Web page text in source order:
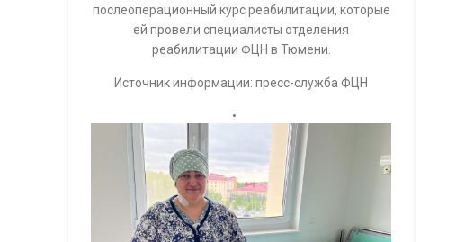
послеоперационный курс реабилитации, которые
ей провели специалисты отделения
реабилитации ФЦН в Тюмени.
Источник информации: пресс-служба ФЦН